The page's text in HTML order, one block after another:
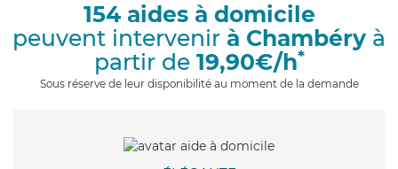
i
154 aides à domicile
peuvent intervenir à Chambéry à
partir de 19,90€/h*
Sous réserve de leur disponibilité au moment de la demande